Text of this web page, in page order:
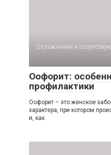
Осложнения и
Оофорит:
профилактики
Оофорит – это женское
характера, при котором
и, как